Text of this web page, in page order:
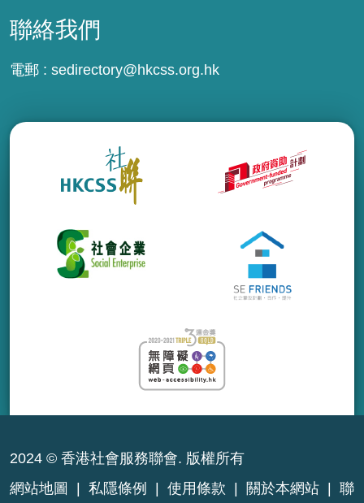
聯絡我們
電郵 : sedirectory@hkcss.org.hk
2024 © 香港社會服務聯會. 版權所有
網站地圖
私隱條例 使用條款 關於本網站
聯